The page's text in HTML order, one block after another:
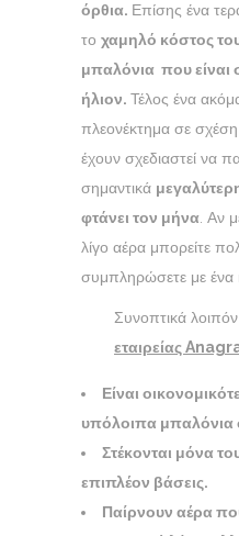
όρθια. Επίσης ένα
το χαμηλό κόστος
μπαλόνια που είναι
ήλιον. Τέλος ένα
πλεονέκτημα σε
έχουν σχεδιαστεί να
σημαντικά
φτάνει τον μήνα . Αν
λίγο αέρα μπορείτε
συμπληρώσετε με ένα
Συνοπτικά
εταιρείας
Είναι
υπόλοιπα μπαλόνια
Στέκονται μόνα
επιπλέον βάσεις.
Παίρνουν αέρα